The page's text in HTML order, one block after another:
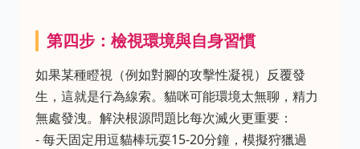
第四步：檢視環境與自身習慣
如果某種瞪視（例如對腳的攻擊性凝視）反覆發
生，這就是行為線索。貓咪可能環境太無聊，精力
無處發洩。解決根源問題比每次滅火更重要：
- 每天固定用逗貓棒玩耍15-20分鐘，模擬狩獵過